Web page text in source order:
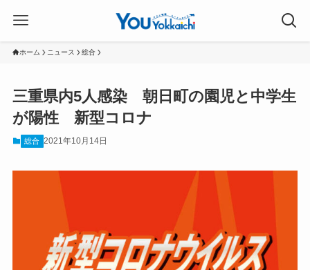
ホーム ニュース 総合
三重県内5人感染 朝日町の園児と中学生
が陽性 新型コロナ
総合 2021年10月14日